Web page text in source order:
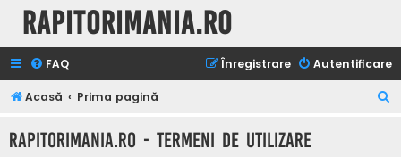
Rapitorimania.ro
FAQ Autentificare
Înregistrare
Acasă Prima pagină
Rapitorimania.ro - Termeni de utilizare